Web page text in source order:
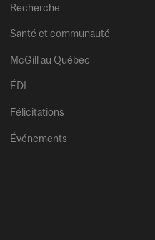
Recherche
Santé et communauté
McGill au Québec
ÉDI
Félicitations
Événements